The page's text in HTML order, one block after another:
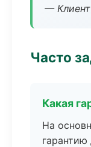
—
Часто
Какая
На